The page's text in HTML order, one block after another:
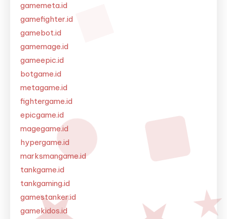
gamemeta.id
gamefighter.id
gamebot.id
gamemage.id
gameepic.id
botgame.id
metagame.id
fightergame.id
epicgame.id
magegame.id
hypergame.id
marksmangame.id
tankgame.id
tankgaming.id
gamestanker.id
gamekidos.id